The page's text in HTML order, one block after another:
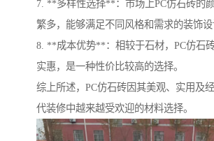
7. **多样性选择**：市场上PC仿石砖的
繁多，能够满足不同风格和需求的装饰设
8. **成本优势**：相较于石材，PC仿石
实惠，是一种性价比较高的选择。
综上所述，PC仿石砖因其美观、实用及
代装修中越来越受欢迎的材料选择。